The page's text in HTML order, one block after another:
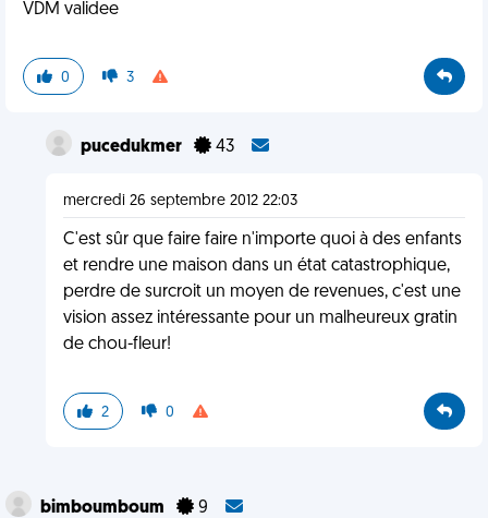
VDM validee
0 3
pucedukmer 43
mercredi 26 septembre 2012 22:03
C'est sûr que faire faire n'importe quoi à des enfants
et rendre une maison dans un état catastrophique,
perdre de surcroit un moyen de revenues, c'est une
vision assez intéressante pour un malheureux gratin
de chou-fleur!
2 0
bimboumboum 9